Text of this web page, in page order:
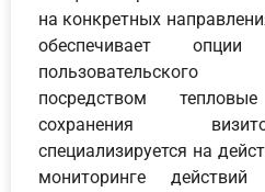
на конкретных
обеспечивает
пользовательского
посредством
сохранения
специализируется на
мониторинге